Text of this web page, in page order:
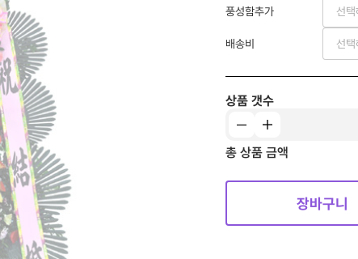
풍성함추가 선
배송비 선
상품 갯수
총 상품 금액
장바구니